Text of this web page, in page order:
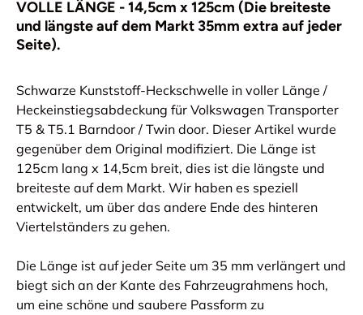
VOLLE LÄNGE - 14,5cm x 125cm (Die breiteste
und längste auf dem Markt 35mm extra auf jeder
Seite).
Schwarze Kunststoff-Heckschwelle in voller Länge /
Heckeinstiegsabdeckung für Volkswagen Transporter
T5 & T5.1 Barndoor / Twin door. Dieser Artikel wurde
gegenüber dem Original modifiziert. Die Länge ist
125cm lang x 14,5cm breit, dies ist die längste und
breiteste auf dem Markt. Wir haben es speziell
entwickelt, um über das andere Ende des hinteren
Viertelständers zu gehen.
Die Länge ist auf jeder Seite um 35 mm verlängert und
biegt sich an der Kante des Fahrzeugrahmens hoch,
um eine schöne und saubere Passform zu